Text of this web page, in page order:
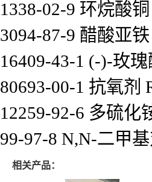
1338-02-9 环烷酸铜
3094-87-9 醋酸亚铁
16409-43-1 (-)-玫瑰
80693-00-1 抗氧剂
12259-92-6 多硫化
99-97-8 N,N-二甲
相关产品：